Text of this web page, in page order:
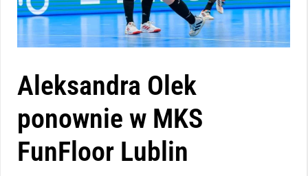
Aleksandra Olek
ponownie w MKS
FunFloor Lublin